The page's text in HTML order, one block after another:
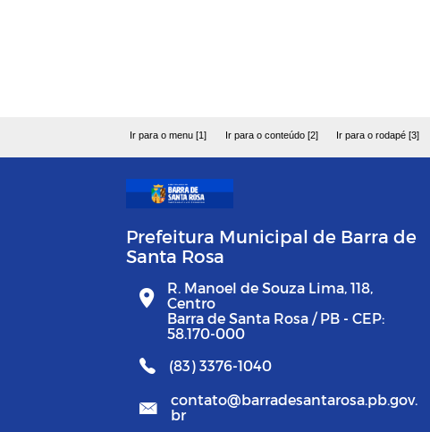
Ir para o menu [1] Ir para o conteúdo [2] Ir para o rodapé [3]
Prefeitura Municipal de Barra de
Santa Rosa
R. Manoel de Souza Lima, 118,
Centro
Barra de Santa Rosa / PB - CEP:
58.170-000
(83) 3376-1040
contato@barradesantarosa.pb.gov.
br